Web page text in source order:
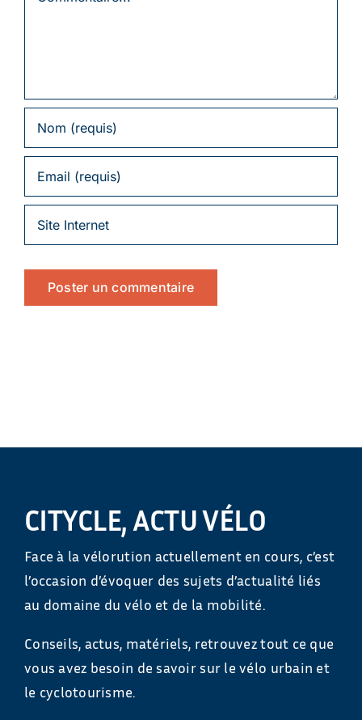
CITYCLE, ACTU VÉLO
Face à la vélorution actuellement en cours, c’est
l’occasion d’évoquer des sujets d’actualité liés
au domaine du vélo et de la mobilité.
Conseils, actus, matériels, retrouvez tout ce que
vous avez besoin de savoir sur le vélo urbain et
le cyclotourisme.